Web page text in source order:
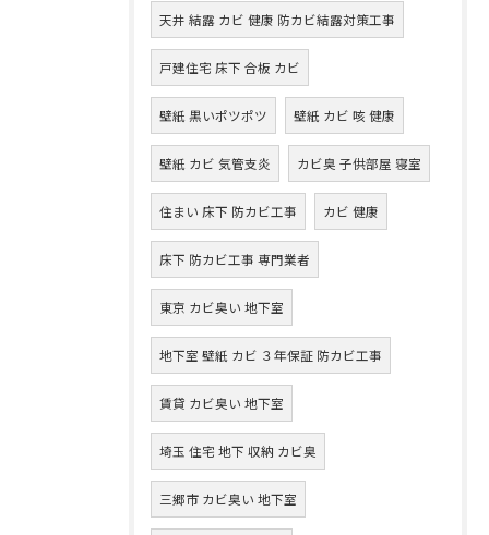
天井 結露 カビ 健康 防カビ結露対策工事
戸建住宅 床下 合板 カビ
壁紙 黒いポツポツ 壁紙 カビ 咳 健康
壁紙 カビ 気管支炎 カビ臭 子供部屋 寝室
住まい 床下 防カビ工事 カビ 健康
床下 防カビ工事 専門業者
東京 カビ臭い 地下室
地下室 壁紙 カビ ３年保証 防カビ工事
賃貸 カビ臭い 地下室
埼玉 住宅 地下 収納 カビ臭
三郷市 カビ臭い 地下室